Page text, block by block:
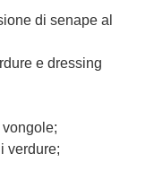
di senape al
e dressing
verdure;